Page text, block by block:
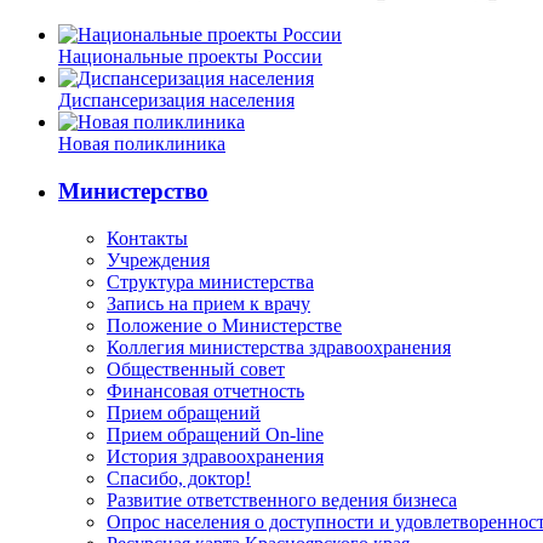
Национальные проекты России
Диспансеризация населения
Новая поликлиника
Министерство
Контакты
Учреждения
Структура министерства
Запись на прием к врачу
Положение о Министерстве
Коллегия министерства здравоохранения
Общественный совет
Финансовая отчетность
Прием обращений
Прием обращений On-line
История здравоохранения
Спасибо, доктор!
Развитие ответственного ведения бизнеса
Опрос населения о доступности и